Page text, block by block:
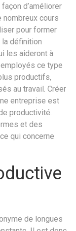
d’améliorer
cours
pour former
la définition
les aideront à
ce type
productifs,
au travail. Créer
entreprise est
productivité.
et des
qui concerne
de longues